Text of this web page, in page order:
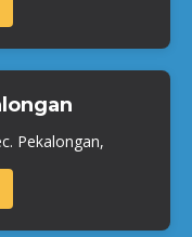
Pekalongan,